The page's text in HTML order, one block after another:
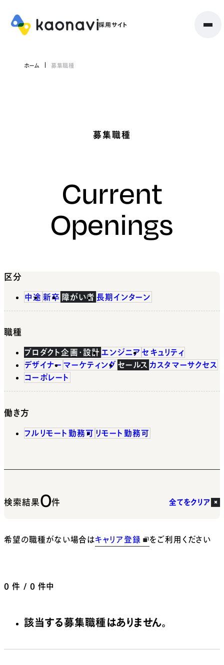
ホーム 募集職種
募集職種
Current
Openings
区分
中途 新卒 障がい者 長期インターン
職種
プロダクト企画・設計 エンジニア セキュリティ
デザイナー マーケティング セールス カスタマーサクセス
コーポレート
働き方
フルリモート勤務可 リモート勤務可
検索結果0件 全てをクリア
希望の職種がない場合はキャリア登録 をご利用ください
0 件 / 0 件中
該当する募集職種はありません。